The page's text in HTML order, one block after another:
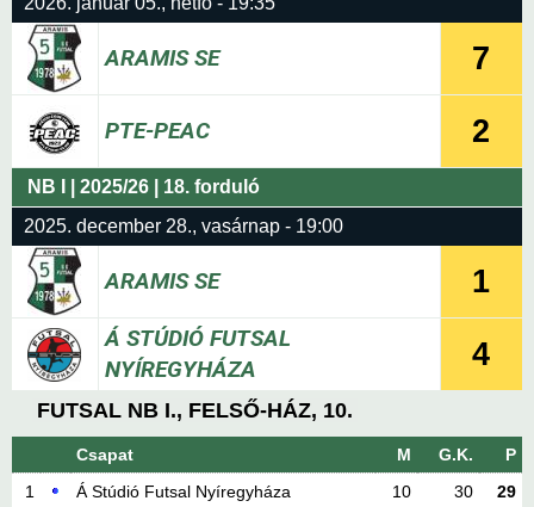
ARAMIS SE
PTE-PEAC
7
2
NB I | 2025/26 | 18. forduló
2025. december 28., vasárnap - 19:00
ARAMIS SE
Á STÚDIÓ FUTSAL
NYÍREGYHÁZA
1
4
FUTSAL NB I., FELSŐ-HÁZ, 10.
Csapat M G.K.
P
1
Á Stúdió Futsal Nyíregyháza 10 30
29